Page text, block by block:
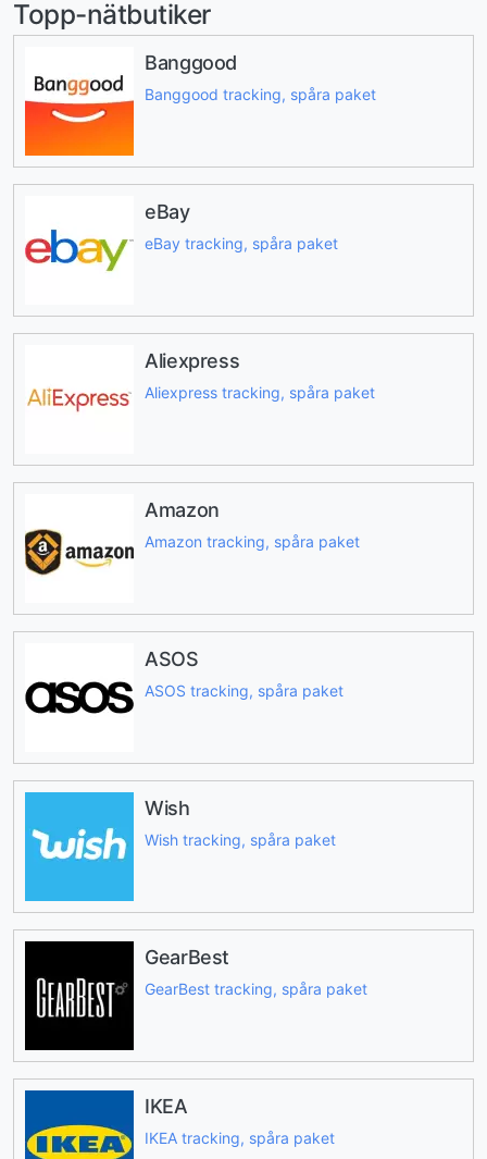
Topp-nätbutiker
Banggood
Banggood tracking, spåra paket
eBay
eBay tracking, spåra paket
Aliexpress
Aliexpress tracking, spåra paket
Amazon
Amazon tracking, spåra paket
ASOS
ASOS tracking, spåra paket
Wish
Wish tracking, spåra paket
GearBest
GearBest tracking, spåra paket
IKEA
IKEA tracking, spåra paket